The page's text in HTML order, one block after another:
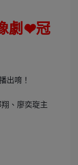
劇 ❤
❤冠
出唷！
、廖奕琁主